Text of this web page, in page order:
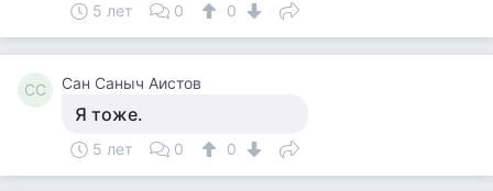
5 лет 0 0
СС Сан Саныч Аистов
Я тоже.
5 лет 0 0